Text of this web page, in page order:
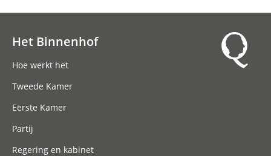
Het Binnenhof
Hoe werkt het
Tweede Kamer
Eerste Kamer
Partij
Regering en kabinet